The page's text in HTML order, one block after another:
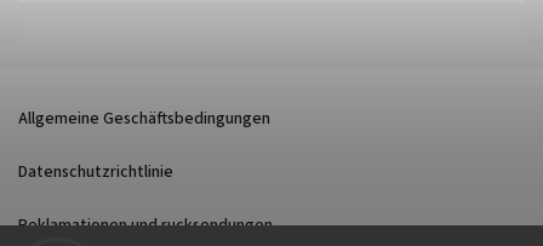
Allgemeine Geschäftsbedingungen
Datenschutzrichtlinie
Reklamationen und rucksendungen